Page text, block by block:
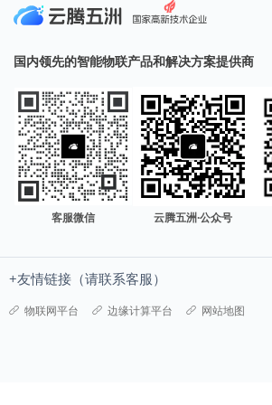
国内领先的智能物联产品和解决方案提供商
客服微信 云腾五洲·公众号
+友情链接（请联系客服）
物联网平台 边缘计算平台 网站地图